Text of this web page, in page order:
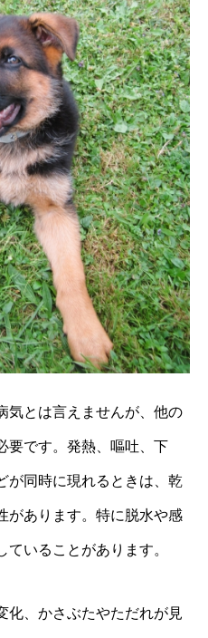
気とは言えませんが、他の
要です。発熱、嘔吐、下
が同時に現れるときは、乾
があります。特に脱水や感
いることがあります。
化、かさぶたやただれが見